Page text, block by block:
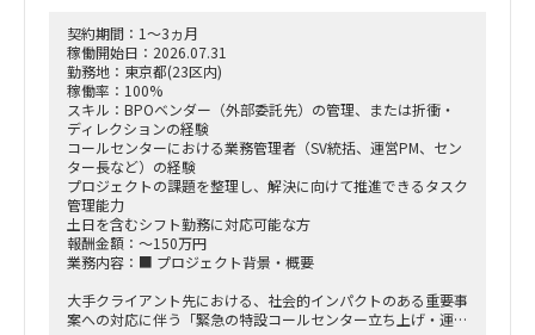
• 課題・リスク管理
• 障害対応管理
4. 業務部門対応
• 要件ヒアリング
• 業務整理
• システム化検討
• 利用部門との各種調整
• 利用マニュアル整備
■求める人物像
• 指示待ちではなく主体的に動ける方
• 複数案件を同時並行で管理できる方
• 業務とシステム双方の観点で提案できる方
• ベンダー任せにせず推進できる方
契約期間：1～3ヵ月
稼働開始日：2026.07.31
勤務地：東京都(23区内)
稼働率：100%
スキル：BPOベンダー（外部委託先）の管理、または折衝・
ディレクションの経験
コールセンターにおける業務管理者（SV統括、運営PM、セン
ター長など）の経験
プロジェクトの課題を整理し、解決に向けて推進できるタスク
管理能力
土日を含むシフト勤務に対応可能な方
報酬金額：～150万円
業務内容：■ プロジェクト背景・概要
大手クライアント先における、社会的インパクトのある重要事
案への対応に伴う「緊急の特設コールセンター立ち上げ・運用